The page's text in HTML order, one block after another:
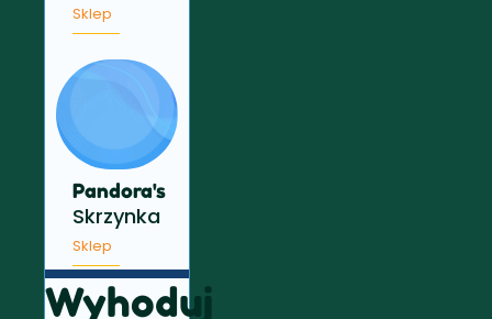
Sklep
Pandora's
Skrzynka
Sklep
Wyhoduj